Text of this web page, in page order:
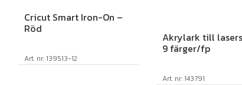
Cricut Smart Iron-On –
Röd
Art. nr: 139513-12
Akrylark till
9 färger/fp
Art. nr: 143791